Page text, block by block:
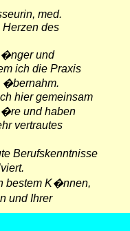
med.
des
und
ich die Praxis
�bernahm.
hier gemeinsam
und haben
vertrautes
Berufskenntnisse
bestem K�nnen,
und Ihrer